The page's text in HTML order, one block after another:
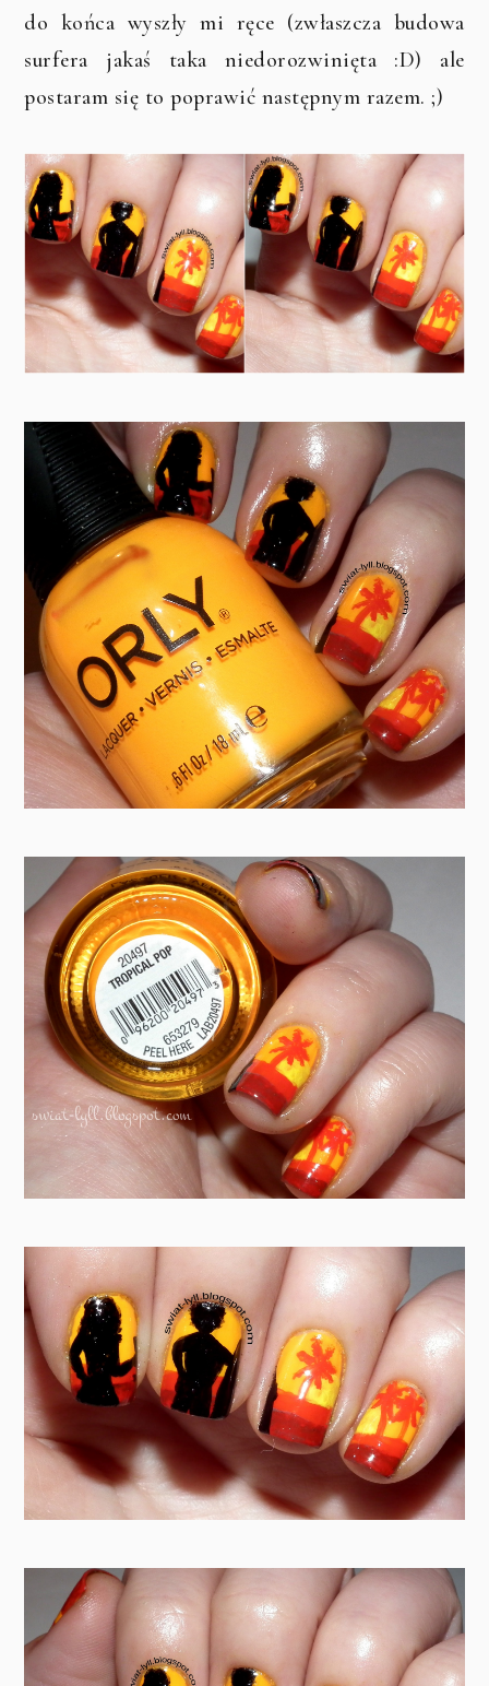
do końca wyszły mi ręce (zwłaszcza budowa
surfera jakaś taka niedorozwinięta :D) ale
postaram się to poprawić następnym razem. ;)